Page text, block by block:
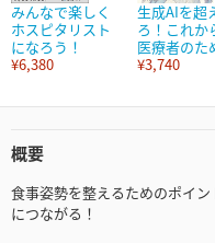
みんなで楽しく
ホスピタリスト
になろう！
¥6,380
生成AIを超
ろ！これか
医療者のた
¥3,740
概要
食事姿勢を整えるためのポイン
につながる！